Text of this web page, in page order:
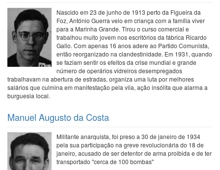
Nascido em 23 de junho de 1913 perto da Figueira da
Foz, António Guerra veio em criança com a família viver
para a Marinha Grande. Tirou o curso comercial e
trabalhou muito jovem nos escritórios da fábrica Ricardo
Gallo. Com apenas 16 anos adere ao Partido Comunista,
então reorganizado na clandestinidade. Em 1931, quando
se faziam sentir os efeitos da crise mundial e grande
número de operários vidreiros desempregados
trabalhavam na abertura de estradas, organiza uma luta por melhores
salários que culmina em manifestação pela vila, ação insólita que alarma a
burguesia local.
Manuel Augusto da Costa
Militante anarquista, foi preso a 30 de janeiro de 1934
pela sua participação na greve revolucionária do 18 de
janeiro, acusado de ser detentor de arma proibida e de ter
transportado "cerca de 100 bombas"